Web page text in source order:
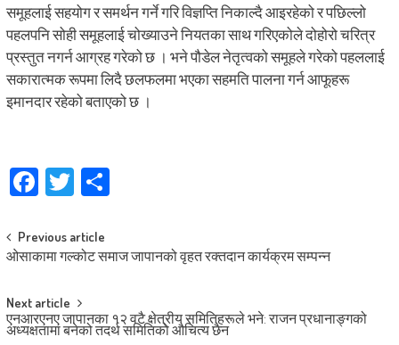
समूहलाई सहयोग र समर्थन गर्ने गरि विज्ञप्ति निकाल्दै आइरहेको र पछिल्लो
पहलपनि सोही समूहलाई चोख्याउने नियतका साथ गरिएकोले दोहोरो चरित्र
प्रस्तुत नगर्न आग्रह गरेको छ । भने पौडेल नेतृत्वको समूहले गरेको पहललाई
सकारात्मक रूपमा लिदै छलफलमा भएका सहमति पालना गर्न आफूहरू
इमानदार रहेको बताएको छ ।
Facebook
TwitterShare
Post
navigation
Previous article
ओसाकामा गल्कोट समाज जापानको वृहत रक्तदान कार्यक्रम सम्पन्न
Next article
एनआरएनए जापानका १२ वटै क्षेत्रीय समितिहरूले भने: राजन प्रधानाङ्गको
अध्यक्षतामा बनेको तदर्थ समितिको औचित्य छैन